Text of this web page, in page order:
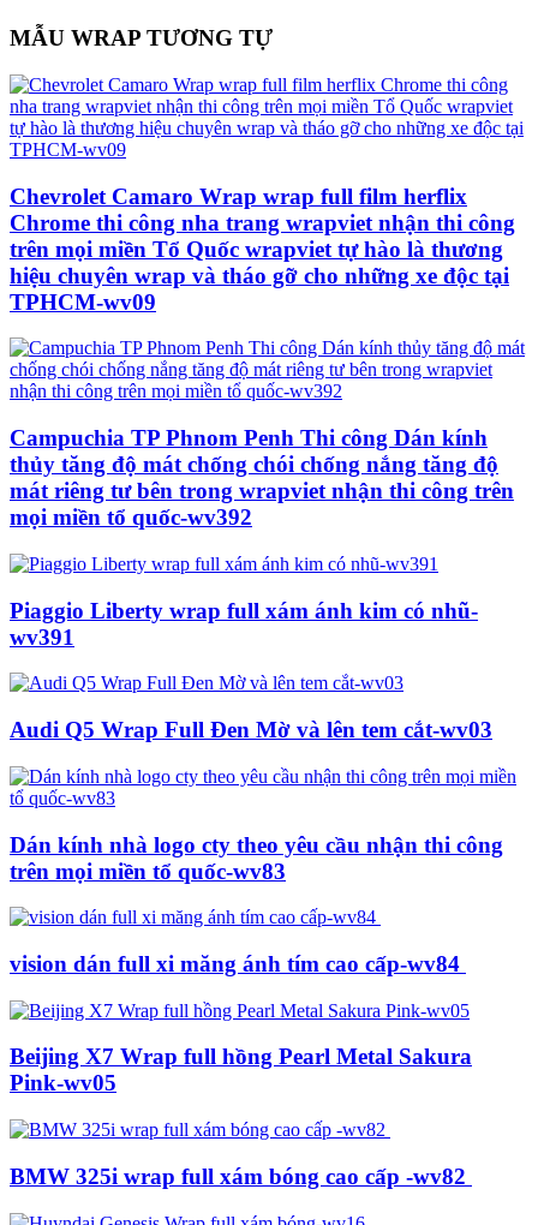
MẪU WRAP TƯƠNG TỰ
Chevrolet Camaro Wrap wrap full film herflix
Chrome thi công nha trang wrapviet nhận thi công
trên mọi miền Tổ Quốc wrapviet tự hào là thương
hiệu chuyên wrap và tháo gỡ cho những xe độc tại
TPHCM-wv09
Campuchia TP Phnom Penh Thi công Dán kính
thủy tăng độ mát chống chói chống nắng tăng độ
mát riêng tư bên trong wrapviet nhận thi công trên
mọi miền tổ quốc-wv392
Piaggio Liberty wrap full xám ánh kim có nhũ-
wv391
Audi Q5 Wrap Full Đen Mờ và lên tem cắt-wv03
Dán kính nhà logo cty theo yêu cầu nhận thi công
trên mọi miền tổ quốc-wv83
vision dán full xi măng ánh tím cao cấp-wv84
Beijing X7 Wrap full hồng Pearl Metal Sakura
Pink-wv05
BMW 325i wrap full xám bóng cao cấp -wv82